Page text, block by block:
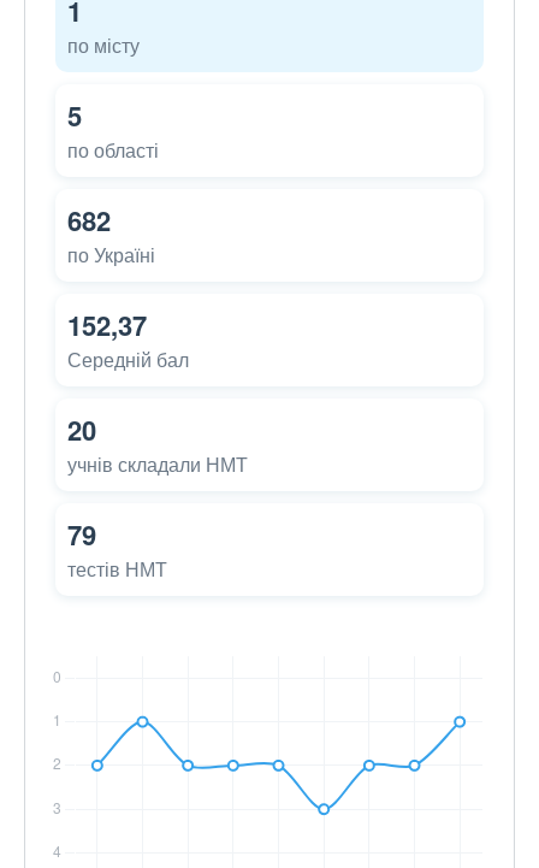
1
по місту
5
по області
682
по Україні
152,37
Середній бал
20
учнів складали НМТ
79
тестів НМТ